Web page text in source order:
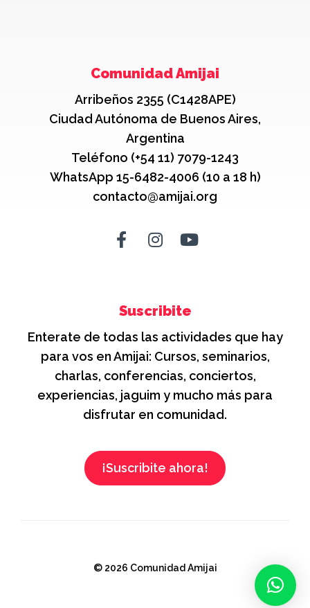
Comunidad Amijai
Arribeños 2355 (C1428APE)
Ciudad Autónoma de Buenos Aires,
Argentina
Teléfono (+54 11) 7079-1243
WhatsApp 15-6482-4006 (10 a 18 h)
contacto@amijai.org
Suscribite
Enterate de todas las actividades que hay
para vos en Amijai: Cursos, seminarios,
charlas, conferencias, conciertos,
experiencias, jaguim y mucho más para
disfrutar en comunidad.
¡Suscribite ahora!
© 2026 Comunidad Amijai